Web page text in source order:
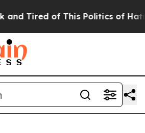
of This Politics of Hatred”